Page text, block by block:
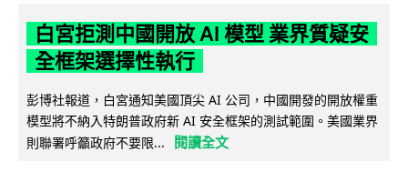
白宮拒測中國開放 AI 模型 業界質疑安
全框架選擇性執行
彭博社報道，白宮通知美國頂尖 AI 公司，中國開發的開放權重
模型將不納入特朗普政府新 AI 安全框架的測試範圍。美國業界
則聯署呼籲政府不要限...
閱讀全文